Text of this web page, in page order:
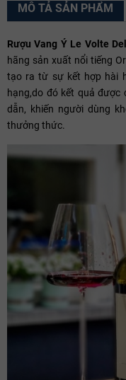
MÔ TẢ SẢN PHẨM
Rượu Vang Ý Le Volte
hãng sản xuất nổi tiếng
tạo ra từ sự kết hợp hài
hạng,do đó kết quả
dẫn, khiến người dùng
thưởng thức.